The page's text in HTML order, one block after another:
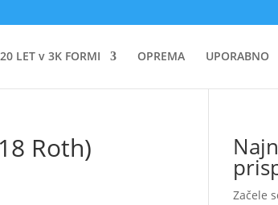
20 LET v 3K FORMI OPREMA UPORABNO
Roth)
Začele